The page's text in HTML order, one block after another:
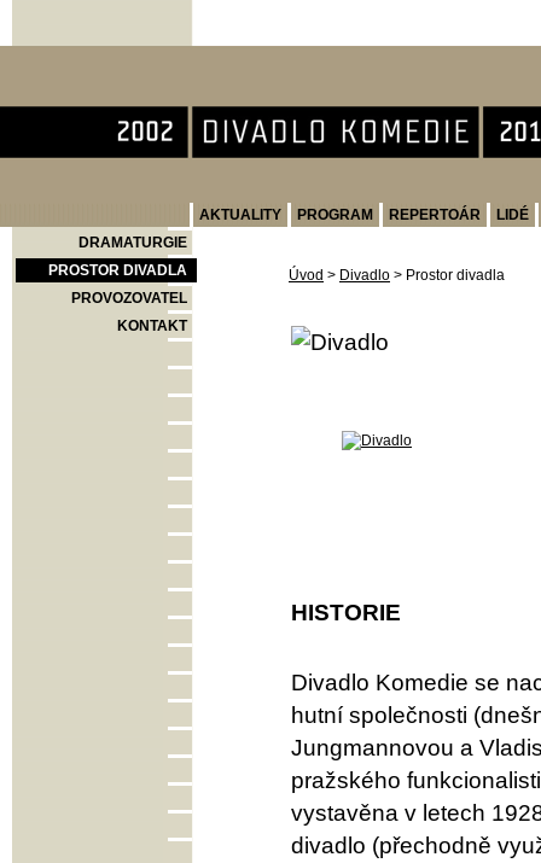
AKTUALITY PROGRAM REPERTOÁR
LIDÉ
DRAMATURGIE
PROSTOR DIVADLA
PROVOZOVATEL
KONTAKT
Úvod > Divadlo > Prostor divadla
HISTORIE
Divadlo Komedie se
hutní společnosti
Jungmannovou a
pražského
vystavěna v letech
divadlo (přechodně